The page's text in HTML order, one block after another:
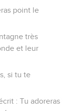
point le
très
et leur
si tu te
: Tu adoreras